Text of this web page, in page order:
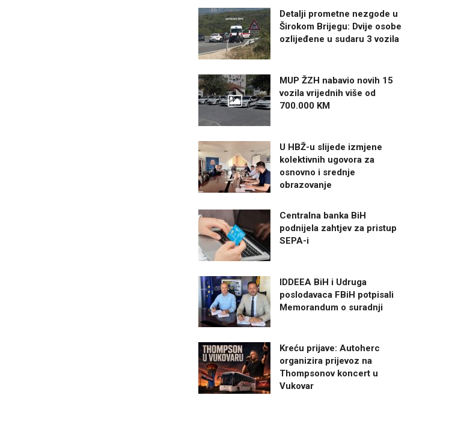
Detalji prometne nezgode u
Širokom Brijegu: Dvije osobe
ozlijeđene u sudaru 3 vozila
MUP ŽZH nabavio novih 15
vozila vrijednih više od
700.000 KM
U HBŽ-u slijede izmjene
kolektivnih ugovora za
osnovno i srednje
obrazovanje
Centralna banka BiH
podnijela zahtjev za pristup
SEPA-i
IDDEEA BiH i Udruga
poslodavaca FBiH potpisali
Memorandum o suradnji
Kreću prijave: Autoherc
organizira prijevoz na
Thompsonov koncert u
Vukovar